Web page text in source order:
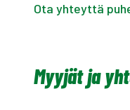
Ota yhteyttä
Myyjät ja